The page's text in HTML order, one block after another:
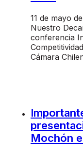
11 de mayo
Nuestro
conferencia
Cámara
Mochón